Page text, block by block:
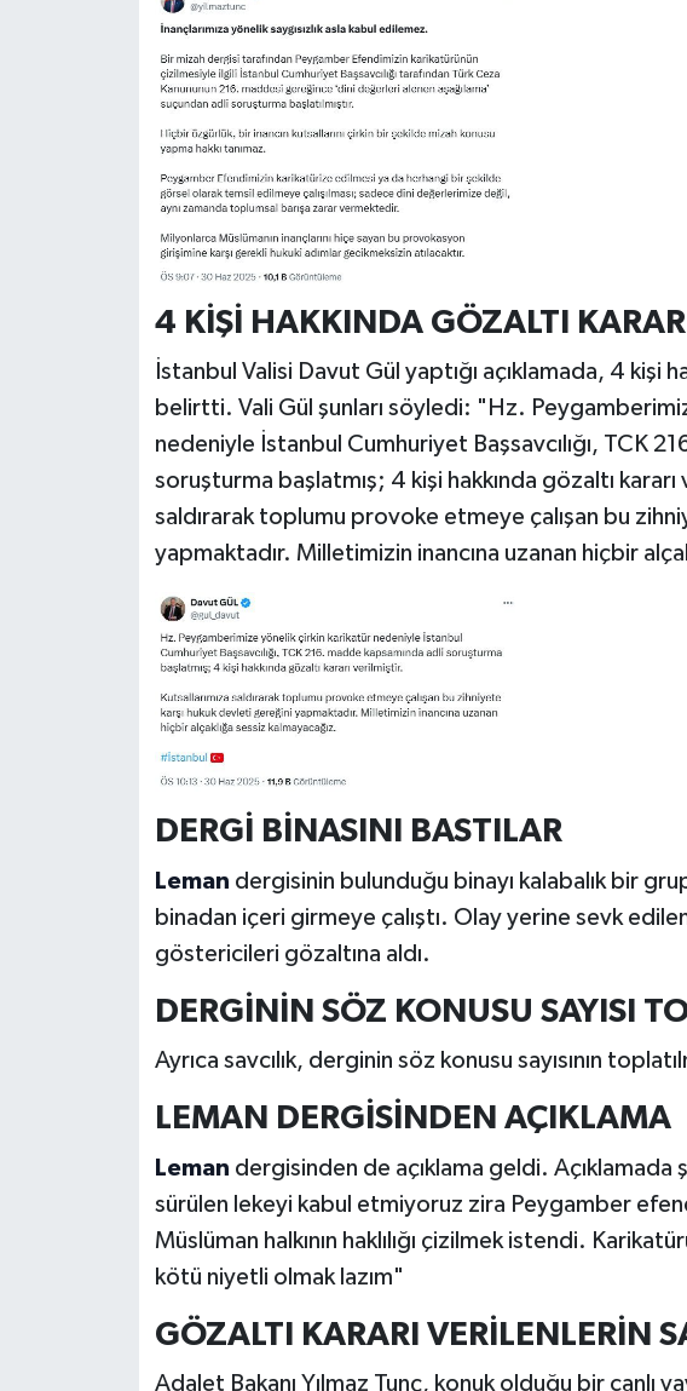
4 KİŞİ HAKKINDA GÖZALTI KARARI
İstanbul Valisi Davut Gül yaptığı açıklamada, 4 kişi
belirtti. Vali Gül şunları söyledi: "Hz.
nedeniyle İstanbul Cumhuriyet Başsavcılığı, TCK
soruşturma başlatmış; 4 kişi hakkında gözaltı kararı
saldırarak toplumu provoke etmeye çalışan bu
yapmaktadır. Milletimizin inancına uzanan hiçbir
DERGİ BİNASINI BASTILAR
Leman dergisinin bulunduğu binayı kalabalık bir
binadan içeri girmeye çalıştı. Olay yerine sevk
göstericileri gözaltına aldı.
DERGİNİN SÖZ KONUSU SAYISI
Ayrıca savcılık, derginin söz konusu sayısının
LEMAN DERGİSİNDEN AÇIKLAMA
Leman dergisinden de açıklama geldi.
sürülen lekeyi kabul etmiyoruz zira Peygamber
Müslüman halkının haklılığı çizilmek istendi.
kötü niyetli olmak lazım"
GÖZALTI KARARI VERİLENLERİN
Adalet Bakanı Yılmaz Tunç, konuk olduğu bir canlı